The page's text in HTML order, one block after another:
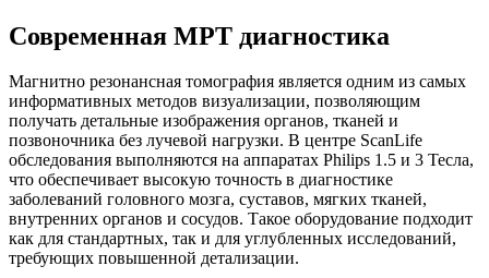
Современная МРТ диагностика
Магнитно резонансная томография является одним из самых
информативных методов визуализации, позволяющим
получать детальные изображения органов, тканей и
позвоночника без лучевой нагрузки. В центре ScanLife
обследования выполняются на аппаратах Philips 1.5 и 3 Тесла,
что обеспечивает высокую точность в диагностике
заболеваний головного мозга, суставов, мягких тканей,
внутренних органов и сосудов. Такое оборудование подходит
как для стандартных, так и для углубленных исследований,
требующих повышенной детализации.